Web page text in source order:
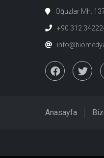
Oğuzlar Mh.
+90 312
Anasayfa